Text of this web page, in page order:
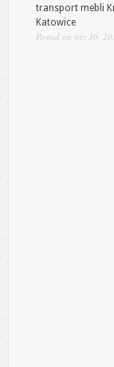
transport mebli
Katowice
Posted on wrz 30,